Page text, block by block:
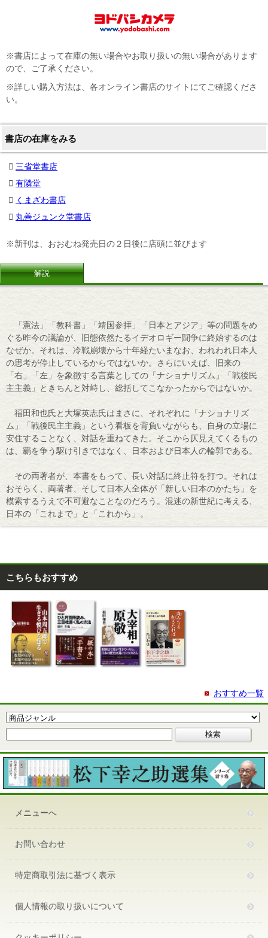
※書店によって在庫の無い場合やお取り扱いの無い場合があります
ので、ご了承ください。
※詳しい購入方法は、各オンライン書店のサイトにてご確認くださ
い。
書店の在庫をみる
三省堂書店
有隣堂
くまざわ書店
丸善ジュンク堂書店
※新刊は、おおむね発売日の２日後に店頭に並びます
解説
「憲法」「教科書」「靖国参拝」「日本とアジア」等の問題をめ
ぐる昨今の議論が、旧態依然たるイデオロギー闘争に終始するのは
なぜか。それは、冷戦崩壊から十年経たいまなお、われわれ日本人
の思考が停止しているからではないか。さらにいえば、旧来の
「右」「左」を象徴する言葉としての「ナショナリズム」「戦後民
主主義」ときちんと対峙し、総括してこなかったからではないか。
福田和也氏と大塚英志氏はまさに、それぞれに「ナショナリズ
ム」「戦後民主主義」という看板を背負いながらも、自身の立場に
安住することなく、対話を重ねてきた。そこから仄見えてくるもの
は、覇を争う駆け引きではなく、日本および日本人の輪郭である。
その両著者が、本書をもって、長い対話に終止符を打つ。それは
おそらく、両著者、そして日本人全体が「新しい日本のかたち」を
模索するうえで不可避なことなのだろう。混迷の新世紀に考える、
日本の「これまで」と「これから」。
こちらもおすすめ
おすすめ一覧
メニューへ
お問い合わせ
特定商取引法に基づく表示
個人情報の取り扱いについて